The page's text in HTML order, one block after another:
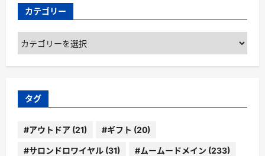
カテゴリー
カ
テ
ゴ
ー
タグ
#アウトドア (21) #ギフト (20)
#サロンドロワイヤル (31) #ムームードメイン (233)